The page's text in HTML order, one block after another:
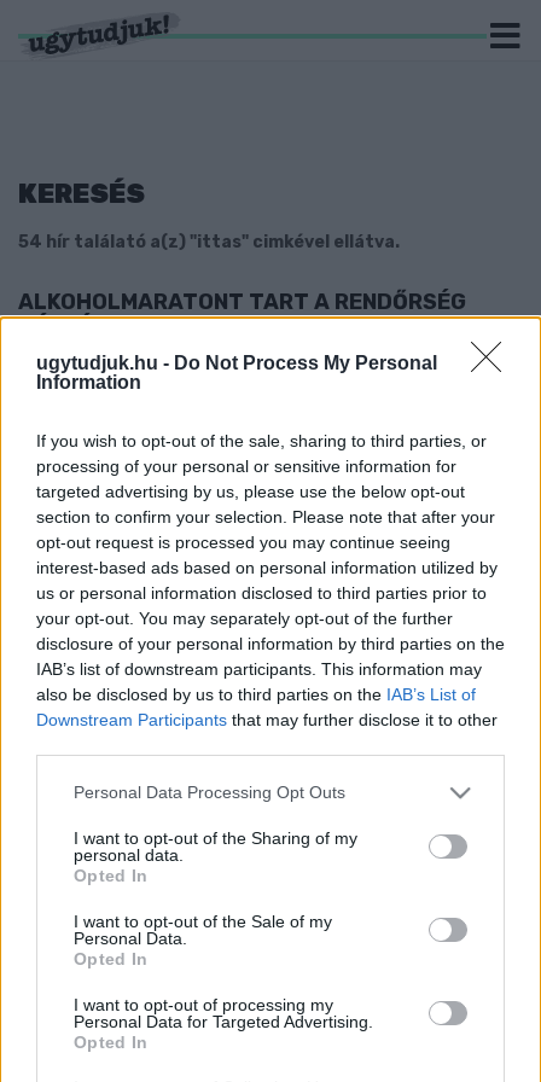
ugytudjuk.hu - Do Not Process My Personal
Information
If you wish to opt-out of the sale, sharing to third parties, or
processing of your personal or sensitive information for
targeted advertising by us, please use the below opt-out
section to confirm your selection. Please note that after your
opt-out request is processed you may continue seeing
interest-based ads based on personal information utilized by
us or personal information disclosed to third parties prior to
your opt-out. You may separately opt-out of the further
disclosure of your personal information by third parties on the
IAB’s list of downstream participants. This information may
also be disclosed by us to third parties on the IAB’s List of
Downstream Participants that may further disclose it to other
Please note that this website/app uses one or more Google
not limited to your visit or usage behaviour. You may click to
grant or deny consent to Google and its third-party tags to
use your data for below specified purposes in below Google
consent section.
Personal Data Processing Opt Outs
I want to opt-out of the Sharing of my
personal data.
Opted In
I want to opt-out of the Sale of my
Personal Data.
Opted In
I want to opt-out of processing my
Personal Data for Targeted Advertising.
Opted In
KERESÉS
54 hír találató a(z) "ittas" cimkével ellátva.
ALKOHOLMARATONT TART A RENDŐRSÉG
HÚSVÉTKOR
2022. Április. 14. 18:18
Amúgy sem érdemes bepálinkázva vezetni, de az ünnep miatt
RÉSZEG SOFŐR GÁZOLT GYŐRSZENTIVÁNON
2022. március. 03. 19:26
Egy ittas férfi elütött egy bicikliző 71 éves nőt, majd a kocsi alá
szorult kerékpárral együtt, segítségnyújtás nélkül elhajtott.
JÖN A KARÁCSONY, A VASI SOFŐRÖK MÁR EL IS
KEZDTEK INNI
2021. december. 22. 10:39
Egyikük rögtön balesetbe is keveredett Kőszegen.
RÉSZEGEN ÉS JOGSI NÉLKÜL ÜTKÖZÖTT
AUTÓJÁVAL EGY FÉRFI GÖNYÜN
Van, aki akkor sem bírja letenni az italt, ha tudja, hogy vezetni
FÉRFI FELSŐCSATÁRON, MÍG LE NEM ESETT
2021. december. 01. 16:33
DISZNÓÖLÉS UTÁN, RÉSZEGEN VEZETETT EGY
LOPOTT KOCSIT EGY FÉRFI AZ ŐRSÉGBEN
2021. május. 27. 20:42
A férfi nem jutott messzire, a kocsival árokba csapódott.
VÁDAT EMELTEK A KŐSZEGI SZILVESZTERI